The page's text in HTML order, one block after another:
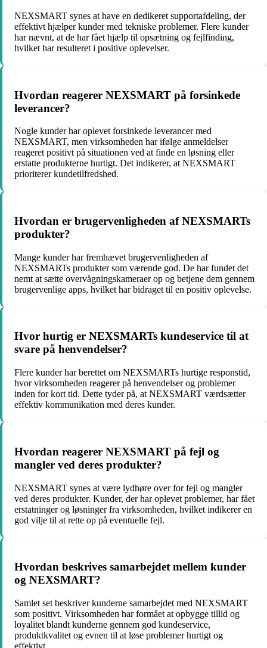
NEXSMART synes at have en dedikeret supportafdeling, der
effektivt hjælper kunder med tekniske problemer. Flere kunder
har nævnt, at de har fået hjælp til opsætning og fejlfinding,
hvilket har resulteret i positive oplevelser.
Hvordan reagerer NEXSMART på forsinkede
leverancer?
Nogle kunder har oplevet forsinkede leverancer med
NEXSMART, men virksomheden har ifølge anmeldelser
reageret positivt på situationen ved at finde en løsning eller
erstatte produkterne hurtigt. Det indikerer, at NEXSMART
prioriterer kundetilfredshed.
Hvordan er brugervenligheden af NEXSMARTs
produkter?
Mange kunder har fremhævet brugervenligheden af
NEXSMARTs produkter som værende god. De har fundet det
nemt at sætte overvågningskameraer op og betjene dem gennem
brugervenlige apps, hvilket har bidraget til en positiv oplevelse.
Hvor hurtig er NEXSMARTs kundeservice til at
svare på henvendelser?
Flere kunder har berettet om NEXSMARTs hurtige responstid,
hvor virksomheden reagerer på henvendelser og problemer
inden for kort tid. Dette tyder på, at NEXSMART værdsætter
effektiv kommunikation med deres kunder.
Hvordan reagerer NEXSMART på fejl og
mangler ved deres produkter?
NEXSMART synes at være lydhøre over for fejl og mangler
ved deres produkter. Kunder, der har oplevet problemer, har fået
erstatninger og løsninger fra virksomheden, hvilket indikerer en
god vilje til at rette op på eventuelle fejl.
Hvordan beskrives samarbejdet mellem kunder
og NEXSMART?
Samlet set beskriver kunderne samarbejdet med NEXSMART
som positivt. Virksomheden har formået at opbygge tillid og
loyalitet blandt kunderne gennem god kundeservice,
produktkvalitet og evnen til at løse problemer hurtigt og
effektivt.